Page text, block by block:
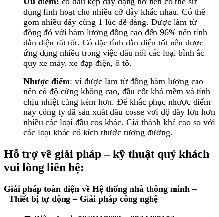
dụng linh hoạt cho nhiều cỡ dây khác nhau. Có thể
gom nhiều dây cùng 1 lúc dễ dàng. Được làm từ
đồng đỏ với hàm lượng đồng cao đến 96% nên tính
dẫn điện rất tốt. Có đặc tính dẫn điện tốt nên được
ứng dụng nhiều trong việc đấu nối các loại bình ắc
quy xe máy, xe đạp điện, ô tô.
Nhược điểm: vì được làm từ đồng hàm lượng cao
nên có độ cứng không cao, đầu cốt khá mềm và tính
chịu nhiệt cũng kém hơn. Để khắc phục nhược điểm
này công ty đã sản xuất đầu cosse với độ dầy lớn hơn
nhiều các loại đầu cos khác. Giá thành khá cao so với
các loại khác có kích thước tương đương.
Hỗ trợ về giải pháp – kỹ thuật quý khách
vui lòng liên hệ:
Giải pháp toàn diện về Hệ thống nhà thông minh –
Thiết bị tự động – Giải pháp công nghệ